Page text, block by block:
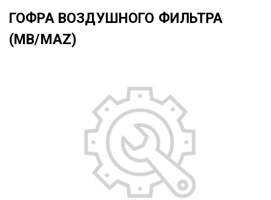
ГОФРА ВОЗДУШНОГО ФИЛЬТРА
(MB/MAZ)